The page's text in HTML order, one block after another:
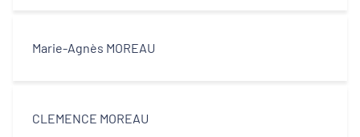
Marie-Agnès MOREAU
CLEMENCE MOREAU